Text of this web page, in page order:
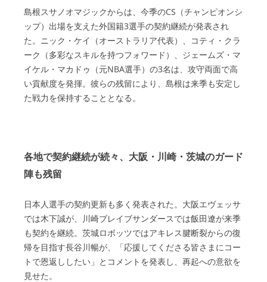
島根スサノオマジックからは、今季のCS（チャンピオンシ
ップ）出場を支えた外国籍3選手の契約継続が発表され
た。ニック・ケイ（オーストラリア代表）、コティ・クラ
ーク（多彩なスキルを持つフォワード）、ジェームズ・マ
イケル・マカドゥ（元NBA選手）の3名は、攻守両面で高
い貢献度を発揮。彼らの残留により、島根は来季も安定し
た戦力を保持することとなる。
各地で契約継続が続々、大阪・川崎・茨城のガード
陣も残留
日本人選手の契約更新も多く発表された。大阪エヴェッサ
では木下誠が、川崎ブレイブサンダースでは飯田遼が来季
も契約を継続。茨城ロボッツではアキレス腱断裂からの復
帰を目指す長谷川暢が、「応援してくださる皆さまにコー
トで恩返ししたい」とコメントを発表し、再起への意欲を
見せた。